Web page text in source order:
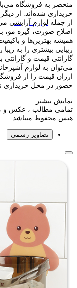
منحصر به فروشگاه
خریداری شده‌اند. از
از جمله لوازم آرایشی
اصلاح صورت، گیره
همیشه بهترین‌ها و
زیبایی بیشتری را به
گارانتی قیمت و
می‌توان به لوازم
ارزان قیمت را از
حضور در محل خریداری
نمایش بیشتر
تمامی مطالب ، عکس و
هیس محفوظ میباشد.
تصاویر رسمی